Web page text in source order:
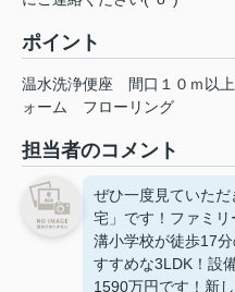
ポイント
温水洗浄便座 間口１０ｍ以上
ォーム
フローリング
担当者のコメント
ぜひ一度見ていた
宅」です！ファミ
溝小学校が徒歩17
すすめな3LDK！設
1590万円です！新